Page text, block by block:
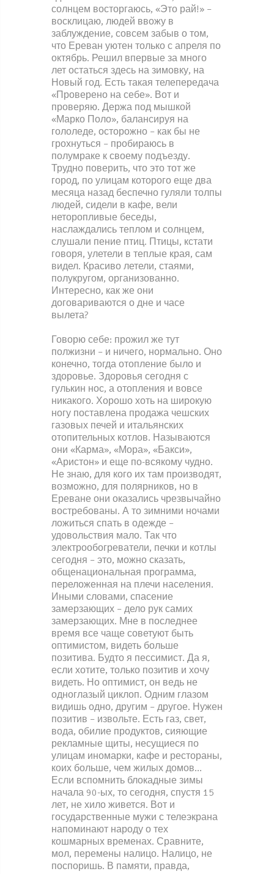
солнцем восторгаюсь, «Это рай!» –
восклицаю, людей ввожу в
заблуждение, совсем забыв о том,
что Ереван уютен только с апреля по
октябрь. Решил впервые за много
лет остаться здесь на зимовку, на
Новый год. Есть такая телепередача
«Проверено на себе». Вот и
проверяю. Держа под мышкой
«Марко Поло», балансируя на
гололеде, осторожно – как бы не
грохнуться – пробираюсь в
полумраке к своему подъезду.
Трудно поверить, что это тот же
город, по улицам которого еще два
месяца назад беспечно гуляли толпы
людей, сидели в кафе, вели
неторопливые беседы,
наслаждались теплом и солнцем,
слушали пение птиц. Птицы, кстати
говоря, улетели в теплые края, сам
видел. Красиво летели, стаями,
полукругом, организованно.
Интересно, как же они
договариваются о дне и часе
вылета?
Говорю себе: прожил же тут
полжизни – и ничего, нормально. Оно
конечно, тогда отопление было и
здоровье. Здоровья сегодня с
гулькин нос, а отопления и вовсе
никакого. Хорошо хоть на широкую
ногу поставлена продажа чешских
газовых печей и итальянских
отопительных котлов. Называются
они «Карма», «Мора», «Бакси»,
«Аристон» и еще по-всякому чудно.
Не знаю, для кого их там производят,
возможно, для полярников, но в
Ереване они оказались чрезвычайно
востребованы. А то зимними ночами
ложиться спать в одежде –
удовольствия мало. Так что
электрообогреватели, печки и котлы
сегодня – это, можно сказать,
общенациональная программа,
переложенная на плечи населения.
Иными словами, спасение
замерзающих – дело рук самих
замерзающих. Мне в последнее
время все чаще советуют быть
оптимистом, видеть больше
позитива. Будто я пессимист. Да я,
если хотите, только позитив и хочу
видеть. Но оптимист, он ведь не
одноглазый циклоп. Одним глазом
видишь одно, другим – другое. Нужен
позитив – извольте. Есть газ, свет,
вода, обилие продуктов, сияющие
рекламные щиты, несущиеся по
улицам иномарки, кафе и рестораны,
коих больше, чем жилых домов…
Если вспомнить блокадные зимы
начала 90-ых, то сегодня, спустя 15
лет, не хило живется. Вот и
государственные мужи с телеэкрана
напоминают народу о тех
кошмарных временах. Сравните,
мол, перемены налицо. Налицо, не
поспоришь. В памяти, правда,